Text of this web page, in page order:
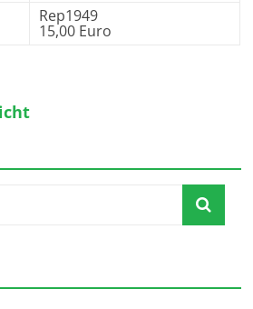
Rep1949
15,00 Euro